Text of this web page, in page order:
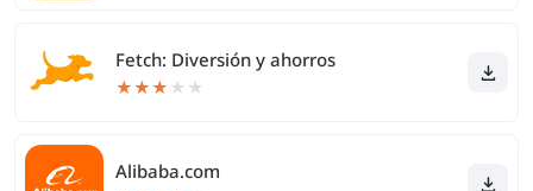
Fetch: Diversión y ahorros
★★★ ★ ★
Alibaba.com